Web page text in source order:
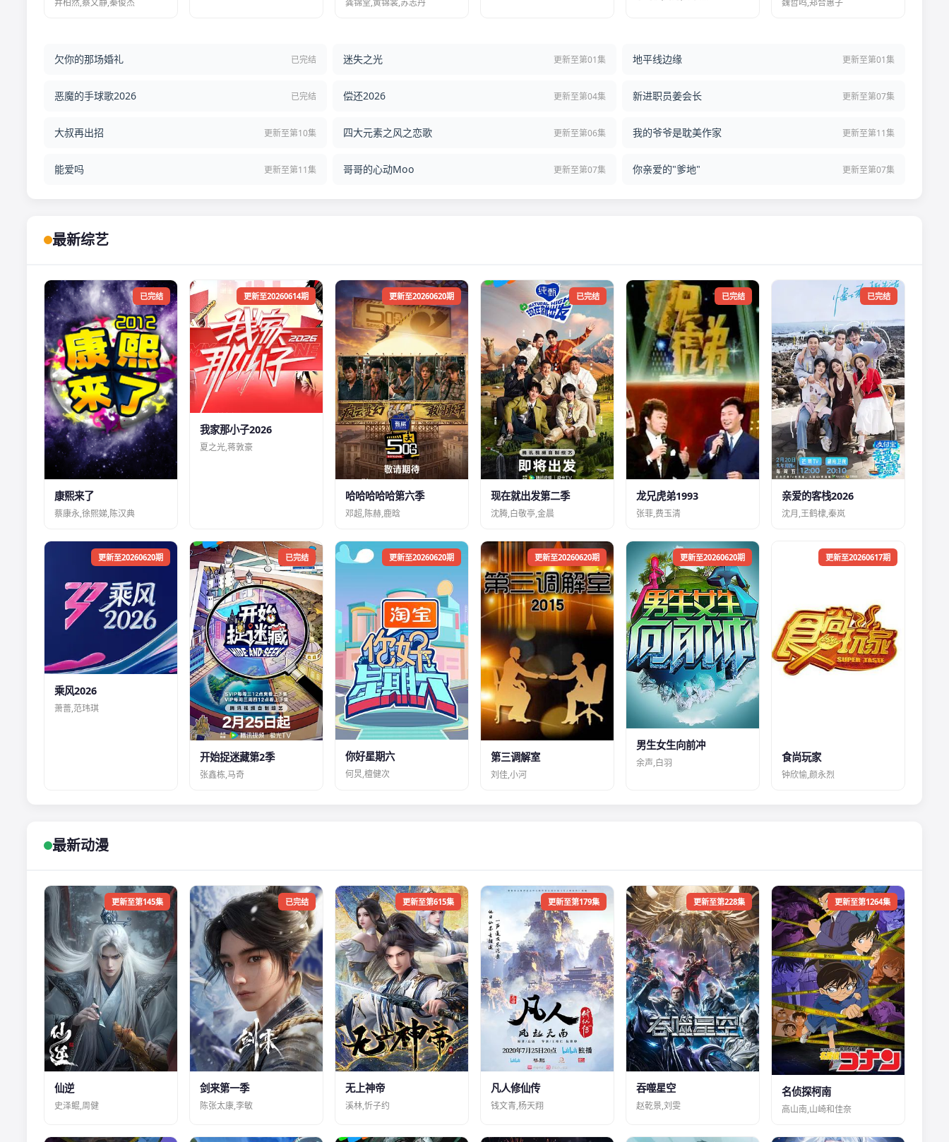
井柏然,蔡文静,秦俊杰 龚锦堂,黄锦裳,苏志丹 魏哲鸣,郑合惠子
欠你的那场婚礼 已完结 迷失之光 更新至第01集 地平线边缘 更新至第01集
恶魔的手球歌2026 已完结 偿还2026 更新至第04集 新进职员姜会长 更新至第07集
大叔再出招 更新至第10集 四大元素之风之恋歌 更新至第06集 我的爷爷是耽美作家 更新至第11集
能爱吗 更新至第11集 哥哥的心动Moo 更新至第07集 你亲爱的"爹地" 更新至第07集
最新综艺
已完结
康熙来了
蔡康永,徐熙娣,陈汉典
更新至20260614期
我家那小子2026
夏之光,蒋敦豪
更新至20260620期
哈哈哈哈哈第六季
邓超,陈赫,鹿晗
已完结
现在就出发第二季
沈腾,白敬亭,金晨
已完结
龙兄虎弟1993
张菲,费玉清
已完结
亲爱的客栈2026
沈月,王鹤棣,秦岚
更新至20260620期
乘风2026
萧蔷,范玮琪
已完结
开始捉迷藏第2季
张鑫栋,马奇
更新至20260620期
你好星期六
何炅,檀健次
更新至20260620期
第三调解室
刘佳,小河
更新至20260620期
男生女生向前冲
余声,白羽
更新至20260617期
食尚玩家
钟欣愉,颜永烈
最新动漫
更新至第145集
仙逆
史泽鲲,周健
已完结
剑来第一季
陈张太康,李敏
更新至第615集
无上神帝
溪林,忻子约
更新至第179集
凡人修仙传
钱文青,杨天翔
更新至第228集
吞噬星空
赵乾景,刘雯
更新至第1264集
名侦探柯南
高山南,山崎和佳奈